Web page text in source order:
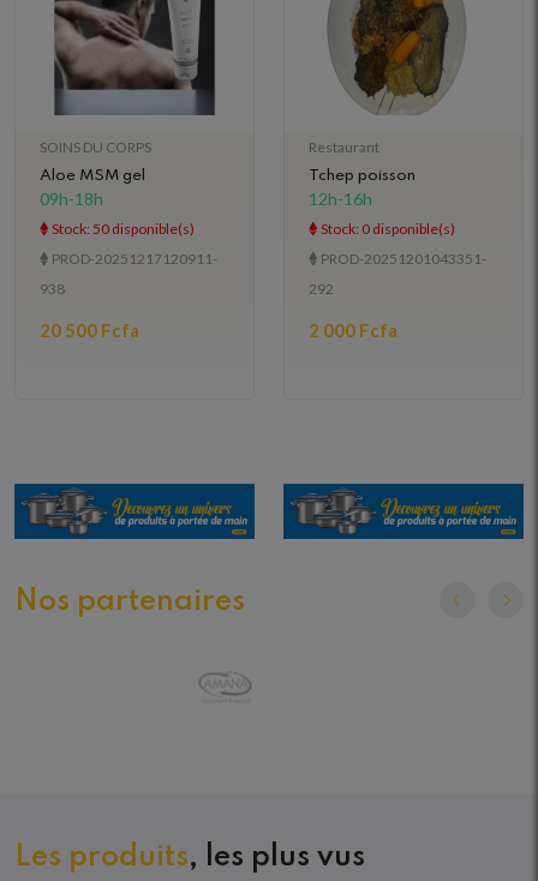
SOINS DU CORPS
Aloe MSM gel
09h-18h
Stock: 50 disponible(s)
PROD-20251217120911-
938
20 500 Fcfa
Restaurant
Tchep poisson
12h-16h
Stock: 0 disponible(s)
PROD-20251201043351-
292
2 000 Fcfa
Nos partenaires
Les produits, les plus vus